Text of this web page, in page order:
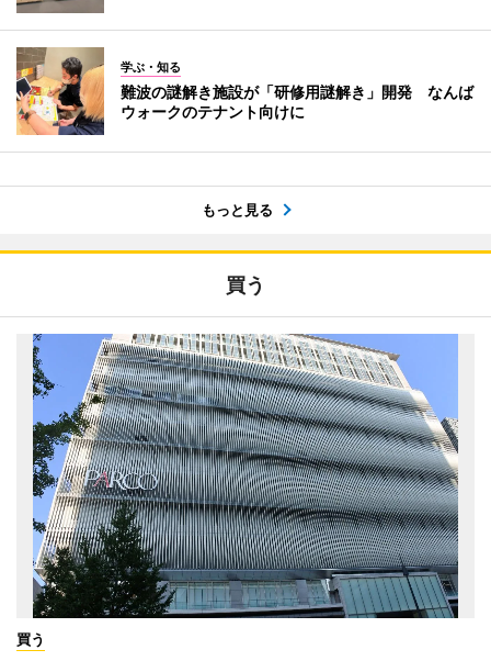
学ぶ・知る
難波の謎解き施設が「研修用謎解き」開発 なんば
ウォークのテナント向けに
もっと見る
買う
買う